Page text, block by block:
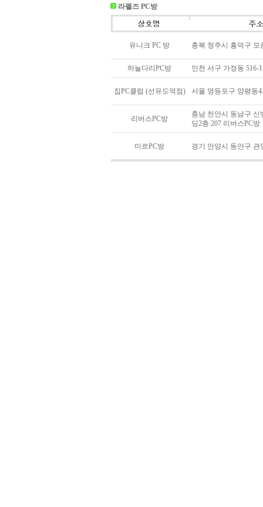
라펠즈 PC방
유니크 PC 방 충북 청주시 흥덕구 모
하늘다리PC방 인천 서구 가정동 516-
집PC클럽 (선유도역점) 서울 영등포구 양평동4
리버스PC방
충남 천안시 동남구 신
딩2층 207 리버스PC방
미르PC방 경기 안양시 동안구 관